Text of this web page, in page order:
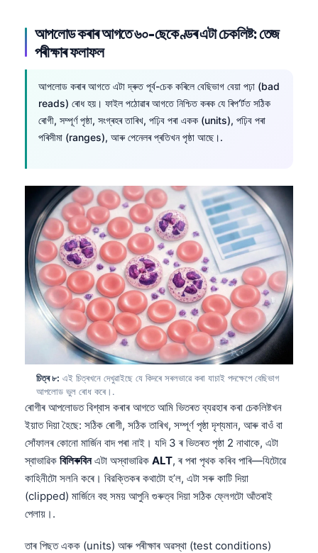
আপলোড কৰাৰ আগতে ৬০-ছেকেণ্ডৰ এটা চেকলিষ্ট: তেজ
পৰীক্ষাৰ ফলাফল
আপলোড কৰাৰ আগতে এটা দ্ৰুত পূৰ্ব-চেক কৰিলে বেছিভাগ বেয়া পঢ়া (bad
reads) ৰোধ হয়। ফাইল পঠোৱাৰ আগতে নিশ্চিত কৰক যে ৰিপ’ৰ্টত সঠিক
ৰোগী, সম্পূৰ্ণ পৃষ্ঠা, সংগ্ৰহৰ তাৰিখ, পঢ়িব পৰা একক (units), পঢ়িব পৰা
পৰিসীমা (ranges), আৰু পেনেলৰ প্ৰতিখন পৃষ্ঠা আছে।.
চিত্ৰ ৮: এই চিত্ৰখনে দেখুৱাইছে যে কিদৰে সৰলভাৱে কৰা যাচাই পদক্ষেপে বেছিভাগ
আপলোড ভুল ৰোধ কৰে।.
ৰোগীৰ আপলোডত বিশ্বাস কৰাৰ আগতে আমি ভিতৰত ব্যৱহাৰ কৰা চেকলিষ্টখন
ইয়াত দিয়া হৈছে: সঠিক ৰোগী, সঠিক তাৰিখ, সম্পূৰ্ণ পৃষ্ঠা দৃশ্যমান, আৰু বাওঁ বা
সোঁফালৰ কোনো মাৰ্জিন বাদ পৰা নাই। যদি 3 ৰ ভিতৰত পৃষ্ঠা 2 নাথাকে, এটা
স্বাভাৱিক বিলিৰুবিনএটা অস্বাভাৱিক ALT, ৰ পৰা পৃথক কৰিব পাৰি—যিটোৱে
কাহিনীটো সলনি কৰে। বিরক্তিকৰ কথাটো হ’ল, এটা সৰু কাটি দিয়া
(clipped) মাৰ্জিনে বহু সময় আপুনি গুৰুত্ব দিয়া সঠিক ফ্লেগটো আঁতৰাই
পেলায়।.
তাৰ পিছত একক (units) আৰু পৰীক্ষাৰ অৱস্থা (test conditions)
Српски језик
Bosanski
Azərbaycan dili
日本語
Čeština
ქართული
Русский
Lietuvių kalba
Polski
한국어
Slovenščina
Magyar
Shqip
বাংলা
తెలుగు
தமிழ்
ಕನ್ನಡ
മലയാളം